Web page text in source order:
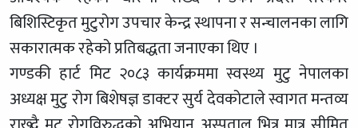
बिशिस्टिकृत मुटुरोग उपचार केन्द्र स्थापना र सन्चालनका लागि
सकारात्मक रहेको प्रतिबद्धता जनाएका थिए ।
गण्डकी हार्ट मिट २०८३ कार्यक्रममा स्वस्थ्य मुटु नेपालका
अध्यक्ष मुटु रोग बिशेषज्ञ डाक्टर सुर्य देवकोटाले स्वागत मन्तव्य